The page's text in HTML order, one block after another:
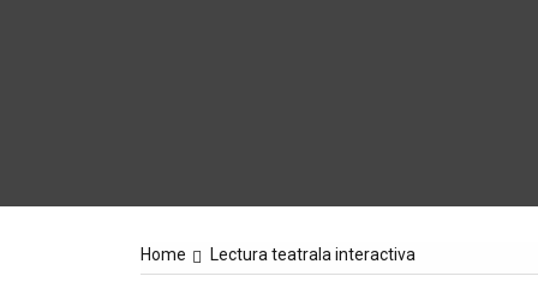
Home Lectura teatrala interactiva